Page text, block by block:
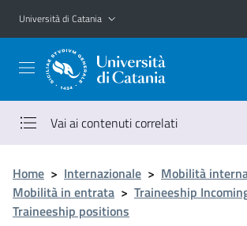
Vai al contenuto principale
Vai al menu di navigazione
Università di Catania
Vai ai contenuti correlati
Home > Internazionale > Mobilità
Mobilità in entrata > Traineeship
Traineeship positions